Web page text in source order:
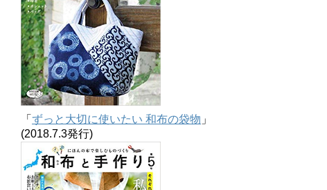
「 ずっと大切に使いたい 和布の袋物 」
(2018.7.3発行)